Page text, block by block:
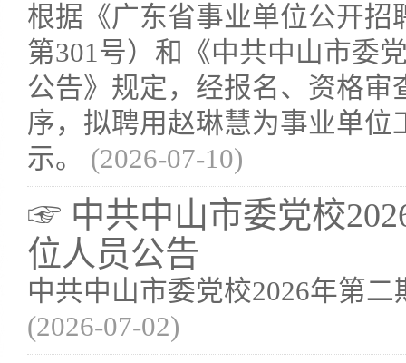
根据《广东省事业单位公开
第301号）和《中共中山市委
公告》规定，经报名、资格
序，拟聘用赵琳慧为事业单
示。 (2026-07-10)
☞ 中共中山市委党校
位人员公告
中共中山市委党校2026年第
(2026-07-02)